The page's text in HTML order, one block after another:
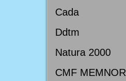
Cada
Ddtm
Natura 2000
CMF MEMNOR